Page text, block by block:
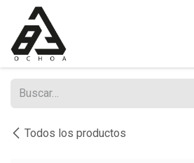
Ir al contenido
Todos los productos